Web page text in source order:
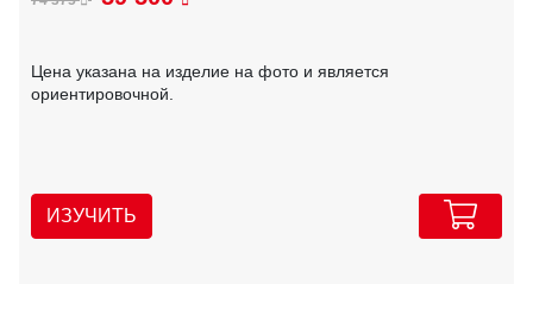
Цена указана на изделие на фото и является
ориентировочной.
ИЗУЧИТЬ